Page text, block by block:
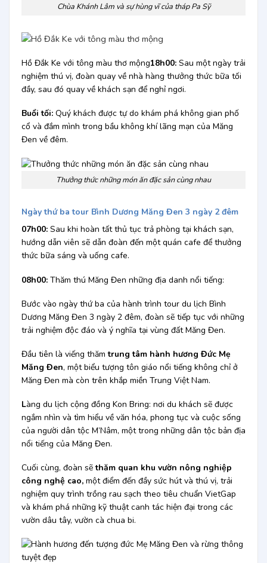
Chùa Khánh Lâm và sự hùng vĩ của tháp Pa Sỹ
Hồ Đắk Ke với tông màu thơ mộng18h00: Sau một ngày trải
nghiệm thú vị, đoàn quay về nhà hàng thưởng thức bữa tối
đầy, sau đó quay về khách sạn để nghỉ ngơi.
Buổi tối: Quý khách được tự do khám phá không gian phố
cổ và đắm mình trong bầu không khí lãng mạn của Măng
Đen về đêm.
Thưởng thức những món ăn đặc sản cùng nhau
Ngày thứ ba tour Bình Dương Măng Đen 3 ngày 2 đêm
07h00: Sau khi hoàn tất thủ tục trả phòng tại khách sạn,
hướng dẫn viên sẽ dẫn đoàn đến một quán cafe để thưởng
thức bữa sáng và uống cafe.
08h00: Thăm thú Măng Đen những địa danh nổi tiếng:
Bước vào ngày thứ ba của hành trình tour du lịch Bình
Dương Măng Đen 3 ngày 2 đêm, đoàn sẽ tiếp tục với những
trải nghiệm độc đáo và ý nghĩa tại vùng đất Măng Đen.
Đầu tiên là viếng thăm trung tâm hành hương Đức Mẹ
Măng Đen, một biểu tượng tôn giáo nổi tiếng không chỉ ở
Măng Đen mà còn trên khắp miền Trung Việt Nam.
Làng du lịch cộng đồng Kon Bring: nơi du khách sẽ được
ngắm nhìn và tìm hiểu về văn hóa, phong tục và cuộc sống
của người dân tộc M’Nâm, một trong những dân tộc bản địa
nổi tiếng của Măng Đen.
Cuối cùng, đoàn sẽthăm quan khu vườn nông nghiệp
công nghệ cao,một điểm đến đầy sức hút và thú vị, trải
nghiệm quy trình trồng rau sạch theo tiêu chuẩn VietGap
và khám phá những kỹ thuật canh tác hiện đại trong các
vườn dâu tây, vườn cà chua bi.